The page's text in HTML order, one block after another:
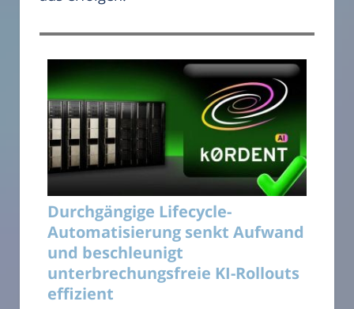
Durchgängige Lifecycle-
Automatisierung senkt Aufwand
und beschleunigt
unterbrechungsfreie KI-Rollouts
effizient